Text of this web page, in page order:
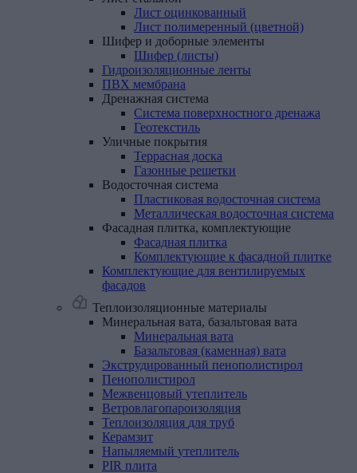
Лист оцинкованный
Лист полимеренный (цветной)
Шифер и доборные элементы
Шифер (листы)
Гидроизоляционные ленты
ПВХ мембрана
Дренажная система
Система поверхностного дренажа
Геотекстиль
Уличные покрытия
Террасная доска
Газонные решетки
Водосточная система
Пластиковая водосточная система
Металлическая водосточная система
Фасадная плитка, комплектующие
Фасадная плитка
Комплектующие к фасадной плитке
Комплектующие для вентилируемых
фасадов
Теплоизоляционные материалы
Минеральная вата, базальтовая вата
Минеральная вата
Базальтовая (каменная) вата
Экструдированный пенополистирол
Пенополистирол
Межвенцовый утеплитель
Ветровлагопароизоляция
Теплоизоляция для труб
Керамзит
Напыляемый утеплитель
PIR плита